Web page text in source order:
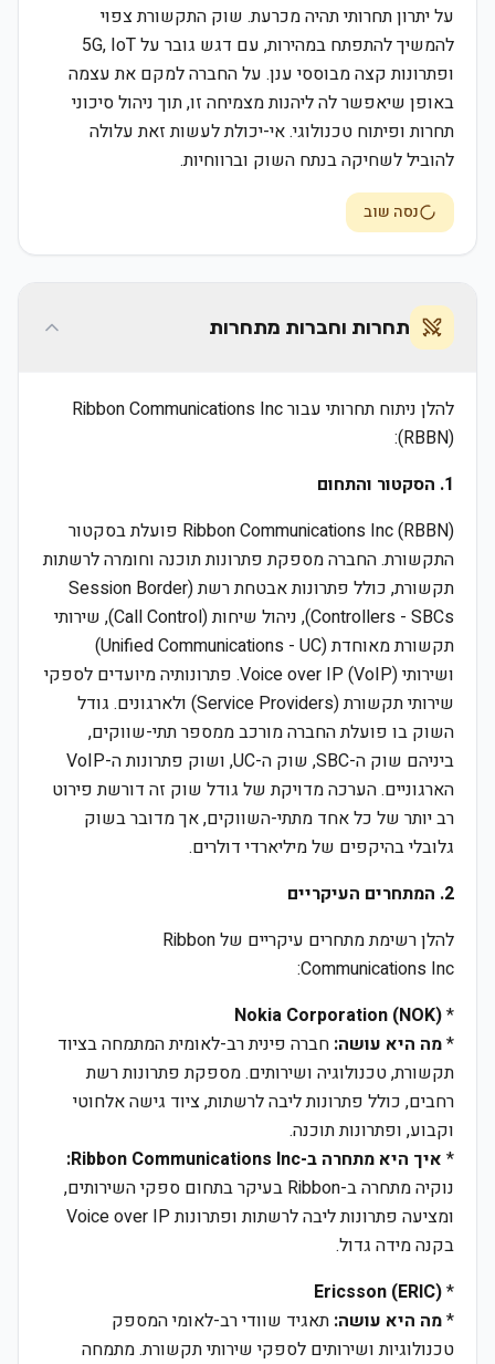
על יתרון תחרותי תהיה מכרעת. שוק התקשורת צפוי
להמשיך להתפתח במהירות, עם דגש גובר על 5G, IoT
ופתרונות קצה מבוססי ענן. על החברה למקם את עצמה
באופן שיאפשר לה ליהנות מצמיחה זו, תוך ניהול סיכוני
תחרות ופיתוח טכנולוגי. אי-יכולת לעשות זאת עלולה
להוביל לשחיקה בנתח השוק וברווחיות.
נסה שוב
תחרות וחברות מתחרות
להלן ניתוח תחרותי עבור Ribbon Communications Inc
(RBBN):
1. הסקטור והתחום
Ribbon Communications Inc (RBBN) פועלת בסקטור
התקשורת. החברה מספקת פתרונות תוכנה וחומרה לרשתות
תקשורת, כולל פתרונות אבטחת רשת (Session Border
Controllers - SBCs), ניהול שיחות (Call Control), שירותי
תקשורת מאוחדת (Unified Communications - UC)
ושירותי Voice over IP (VoIP). פתרונותיה מיועדים לספקי
שירותי תקשורת (Service Providers) ולארגונים. גודל
השוק בו פועלת החברה מורכב ממספר תתי-שווקים,
ביניהם שוק ה-SBC, שוק ה-UC, ושוק פתרונות ה-VoIP
הארגוניים. הערכה מדויקת של גודל שוק זה דורשת פירוט
רב יותר של כל אחד מתתי-השווקים, אך מדובר בשוק
גלובלי בהיקפים של מיליארדי דולרים.
2. המתחרים העיקריים
להלן רשימת מתחרים עיקריים של Ribbon
Communications Inc:
*
Nokia Corporation (NOK)
*מה היא עושה: חברה פינית רב-לאומית המתמחה בציוד
תקשורת, טכנולוגיה ושירותים. מספקת פתרונות רשת
רחבים, כולל פתרונות ליבה לרשתות, ציוד גישה אלחוטי
וקבוע, ופתרונות תוכנה.
* איך היא מתחרה ב-Ribbon Communications Inc:
נוקיה מתחרה ב-Ribbon בעיקר בתחום ספקי השירותים,
ומציעה פתרונות ליבה לרשתות ופתרונות Voice over IP
בקנה מידה גדול.
*
Ericsson (ERIC)
*מה היא עושה: תאגיד שוודי רב-לאומי המספק
טכנולוגיות ושירותים לספקי שירותי תקשורת. מתמחה